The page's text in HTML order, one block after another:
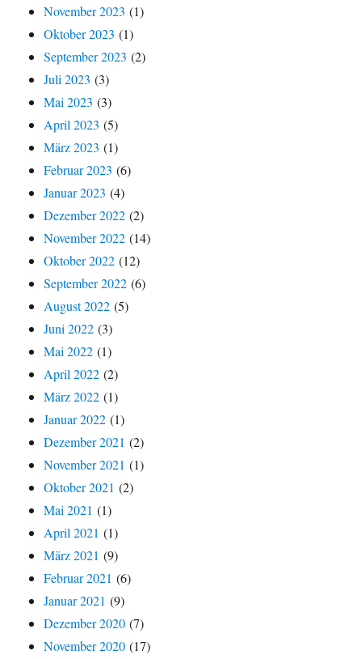
November 2023 (1)
Oktober 2023 (1)
September 2023 (2)
Juli 2023 (3)
Mai 2023 (3)
April 2023 (5)
März 2023 (1)
Februar 2023 (6)
Januar 2023 (4)
Dezember 2022 (2)
November 2022 (14)
Oktober 2022 (12)
September 2022 (6)
August 2022 (5)
Juni 2022 (3)
Mai 2022 (1)
April 2022 (2)
März 2022 (1)
Januar 2022 (1)
Dezember 2021 (2)
November 2021 (1)
Oktober 2021 (2)
Mai 2021 (1)
April 2021 (1)
März 2021 (9)
Februar 2021 (6)
Januar 2021 (9)
Dezember 2020 (7)
November 2020 (17)